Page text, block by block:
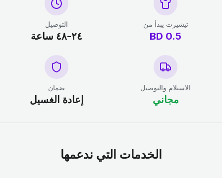
تيشيرت يبدأ من
0.5
BD
التوصيل
٢٤-٤٨ ساعة
الاستلام والتوصيل
مجاني
ضمان
إعادة الغسيل
الخدمات التي ندعمها